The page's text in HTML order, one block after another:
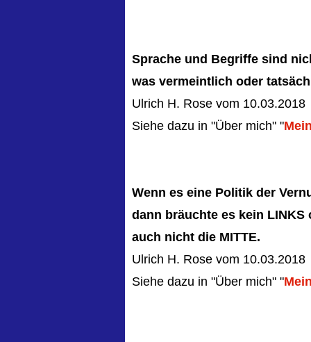
Sprache und Begriffe sind
was vermeintlich oder
Ulrich H. Rose vom 10.03.2018
Siehe dazu in "Über mich" "
Wenn es eine Politik der
dann bräuchte es kein LINKS
auch nicht die MITTE.
Ulrich H. Rose vom 10.03.2018
Siehe dazu in "Über mich" "